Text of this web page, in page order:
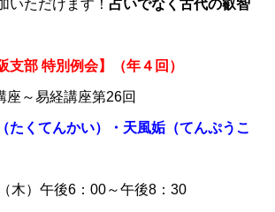
いただけます！ 占いでなく古代の叡智
支部 特別例会】（年４回）
～易経講座第26回
（たくてんかい）・天風​姤​ （てんぷうこ
木）午後6：00～午後8：30